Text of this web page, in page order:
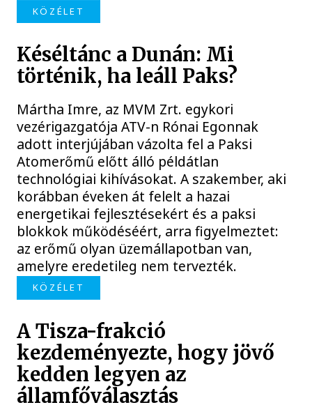
KÖZÉLET
Késéltánc a Dunán: Mi
történik, ha leáll Paks?
Mártha Imre, az MVM Zrt. egykori
vezérigazgatója ATV-n Rónai Egonnak
adott interjújában vázolta fel a Paksi
Atomerőmű előtt álló példátlan
technológiai kihívásokat. A szakember, aki
korábban éveken át felelt a hazai
energetikai fejlesztésekért és a paksi
blokkok működéséért, arra figyelmeztet:
az erőmű olyan üzemállapotban van,
amelyre eredetileg nem tervezték.
KÖZÉLET
A Tisza-frakció
kezdeményezte, hogy jövő
kedden legyen az
államfőválasztás